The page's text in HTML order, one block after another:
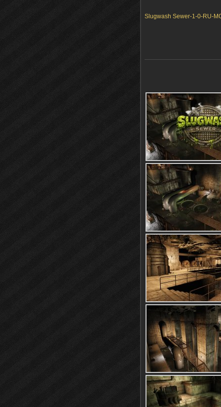
Slugwash Sewer-1-0-RU-